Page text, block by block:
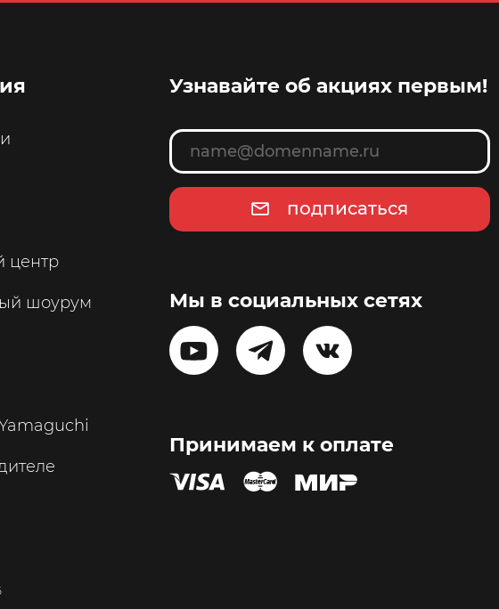
центр
шоурум
Узнавайте об акциях первым!
подписаться
Мы в социальных сетях
Принимаем к оплате